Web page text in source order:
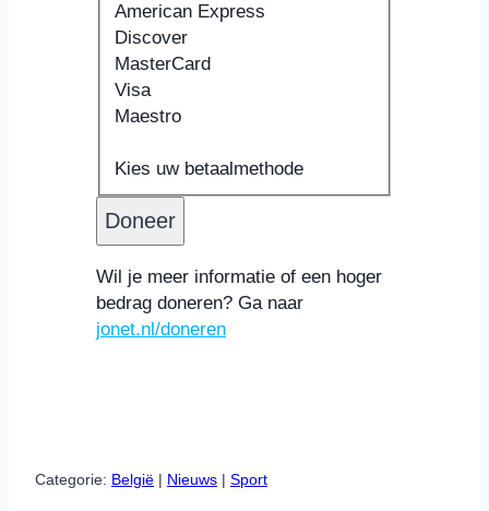
American Express
Discover
MasterCard
Visa
Maestro
creditcards:
American
Express,
Discover,
MasterCard,
Visa,
Maestro
Kaarthouder
Kies uw betaalmethode
Wil je meer informatie of een hoger
bedrag doneren? Ga naar
jonet.nl/doneren
Categorie: België | Nieuws | Sport